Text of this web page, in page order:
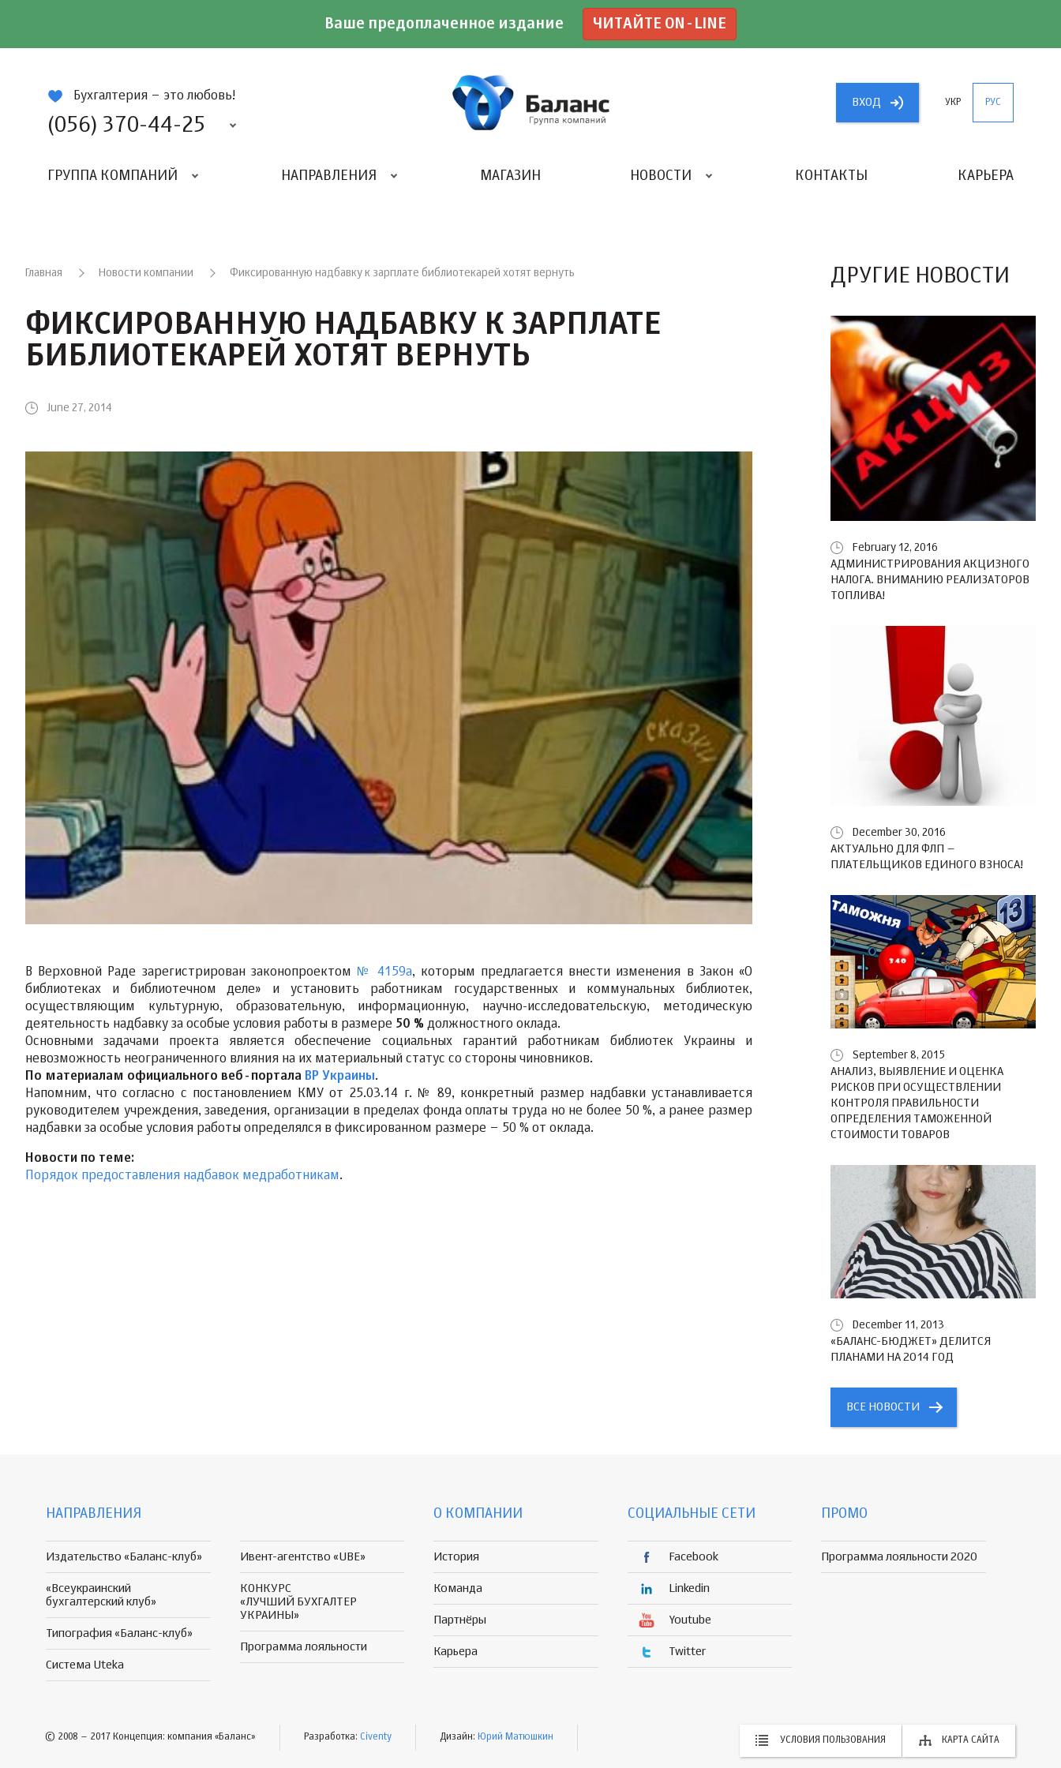
Ваше предоплаченное издание ЧИТАЙТЕ ON-LINE
Бухгалтерия – это любовь!
(056) 370-44-25
ВХОД УКР РУС
ГРУППА КОМПАНИЙ НАПРАВЛЕНИЯ МАГАЗИН НОВОСТИ КОНТАКТЫ КАРЬЕРА
Главная Новости компании Фиксированную надбавку к зарплате библиотекарей хотят вернуть
ФИКСИРОВАННУЮ НАДБАВКУ К ЗАРПЛАТЕ
БИБЛИОТЕКАРЕЙ ХОТЯТ ВЕРНУТЬ
June 27, 2014
В Верховной Раде зарегистрирован законопроектом № 4159а, которым предлагается внести изменения в Закон «О
библиотеках и библиотечном деле» и установить работникам государственных и коммунальных библиотек,
осуществляющим культурную, образовательную, информационную, научно-исследовательскую, методическую
деятельность надбавку за особые условия работы в размере 50 % должностного оклада.
Основными задачами проекта является обеспечение социальных гарантий работникам библиотек Украины и
невозможность неограниченного влияния на их материальный статус со стороны чиновников.
По материалам официального веб-портала ВР Украины.
Напомним, что согласно с постановлением КМУ от 25.03.14 г. № 89, конкретный размер надбавки устанавливается
руководителем учреждения, заведения, организации в пределах фонда оплаты труда но не более 50 %, а ранее размер
надбавки за особые условия работы определялся в фиксированном размере – 50 % от оклада.
Новости по теме:
Порядок предоставления надбавок медработникам.
ДРУГИЕ НОВОСТИ
February 12, 2016
АДМИНИСТРИРОВАНИЯ АКЦИЗНОГО
НАЛОГА. ВНИМАНИЮ РЕАЛИЗАТОРОВ
ТОПЛИВА!
December 30, 2016
АКТУАЛЬНО ДЛЯ ФЛП –
ПЛАТЕЛЬЩИКОВ ЕДИНОГО ВЗНОСА!
September 8, 2015
АНАЛИЗ, ВЫЯВЛЕНИЕ И ОЦЕНКА
РИСКОВ ПРИ ОСУЩЕСТВЛЕНИИ
КОНТРОЛЯ ПРАВИЛЬНОСТИ
ОПРЕДЕЛЕНИЯ ТАМОЖЕННОЙ
СТОИМОСТИ ТОВАРОВ
December 11, 2013
«БАЛАНС-БЮДЖЕТ» ДЕЛИТСЯ
ПЛАНАМИ НА 2014 ГОД
ВСЕ НОВОСТИ
НАПРАВЛЕНИЯ
Издательство «Баланс-клуб»
«Всеукраинский
бухгалтерский клуб»
Типография «Баланс-клуб»
Система Uteka
Ивент-агентство «UBE»
КОНКУРС
«ЛУЧШИЙ БУХГАЛТЕР
УКРАИНЫ»
Программа лояльности
О КОМПАНИИ
История
Команда
Партнёры
Карьера
СОЦИАЛЬНЫЕ СЕТИ
Facebook
Linkedin
Youtube
Twitter
ПРОМО
Программа лояльности 2020
© 2008 – 2017 Концепция: компания «Баланс» Разработка: Civenty Дизайн: Юрий Матюшкин УСЛОВИЯ ПОЛЬЗОВАНИЯ КАРТА САЙТА